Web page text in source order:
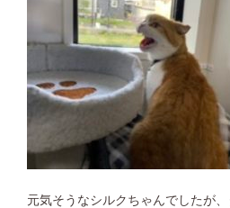
元気そうなシルクちゃんでしたが